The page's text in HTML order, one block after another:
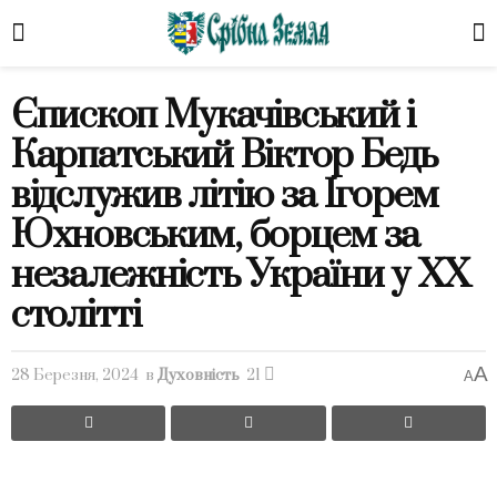
Єпископ Мукачівський і
Карпатський Віктор Бедь
відслужив літію за Ігорем
Юхновським, борцем за
незалежність України у ХХ
столітті
28 Березня, 2024 в Духовність 21 AA